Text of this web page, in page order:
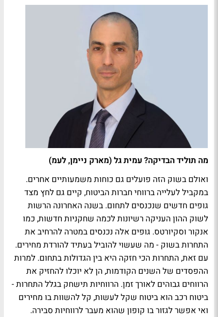
מה תוליד הבדיקה? עמית גל (מארק ניימן, לעמ)
ואולם בשוק הזה פועלים גם כוחות משמעותיים אחרים.
במקביל לעלייה ברווחי חברות הביטוח, קיים גם לחץ מצד
גופים חדשים שנכנסים לתחום. בשנה האחרונה הרשות
לשוק ההון העניקה רשיונות לכמה שחקניות חדשות, כמו
אנקור וסקיורטס. גופים אלה נכנסים במטרה להרחיב את
התחרות בשוק - מה שעשוי להוביל בעתיד להורדת מחירים.
עם זאת, התחרות הכי חזקה היא בין הגדולות בתחום. למרות
ההפסדים של השנים הקודמות, הן לא יוכלו להחזיק את
הרווחים גבוהים לאורך זמן. הרווחיות תישחק בגלל התחרות -
ביטוח רכב הוא ביטוח שקל לעשות, קל להשוות בו מחירים
ואי אפשר לגזור בו קופון שהוא מעבר לרווחיות סבירה.